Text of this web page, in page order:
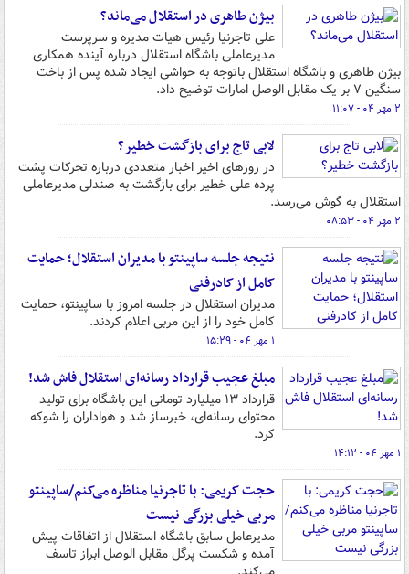
بیژن طاهری در استقلال می‌ماند؟
علی تاجرنیا رئیس هیات مدیره و سرپرست
مدیرعاملی باشگاه استقلال درباره آینده همکاری
بیژن طاهری و باشگاه استقلال باتوجه به حواشی ایجاد شده پس از باخت
سنگین ۷ بر یک مقابل الوصل امارات توضیح داد.
۲ مهر ۰۴ - ۱۱:۰۷
لابی تاج برای بازگشت خطیر؟
در روزهای اخیر اخبار متعددی درباره تحرکات پشت
پرده علی خطیر برای بازگشت به صندلی مدیرعاملی
استقلال به گوش می‌رسد.
۲ مهر ۰۴ - ۰۸:۵۳
نتیجه جلسه ساپینتو با مدیران استقلال؛ حمایت
کامل از کادرفنی
مدیران استقلال در جلسه امروز با ساپینتو، حمایت
کامل خود را از این مربی اعلام کردند.
۱ مهر ۰۴ - ۱۵:۲۹
مبلغ عجیب قرارداد رسانه‌ای استقلال فاش شد!
قرارداد ۱۳ میلیارد تومانی این باشگاه برای تولید
محتوای رسانه‌ای، خبرساز شد و هواداران را شوکه
کرد.
۱ مهر ۰۴ - ۱۴:۱۲
حجت کریمی: با تاجرنیا مناظره می‌کنم/ساپینتو
مربی خیلی بزرگی نیست
مدیرعامل سابق باشگاه استقلال از اتفاقات پیش
آمده و شکست پرگل مقابل الوصل ابراز تاسف